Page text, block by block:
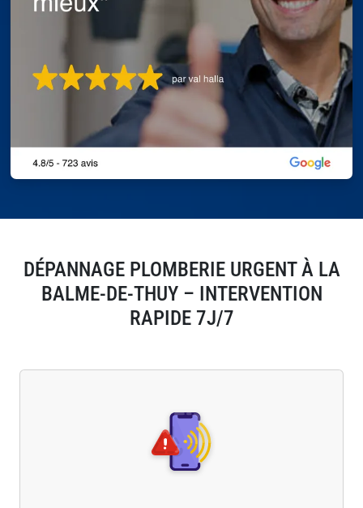
DÉPANNAGE PLOMBERIE URGENT À LA
BALME-DE-THUY – INTERVENTION
RAPIDE 7J/7